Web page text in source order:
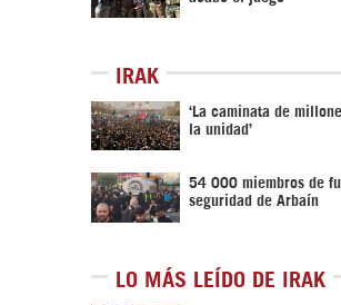
IRAK
‘La caminata de
la unidad’
54 000 miembros de
seguridad de Arbaín
LO MÁS LEÍDO DE IRAK